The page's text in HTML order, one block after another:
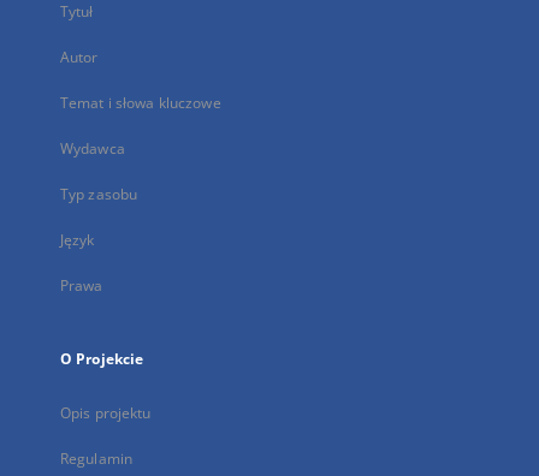
Tytuł
Autor
Temat i słowa kluczowe
Wydawca
Typ zasobu
Język
Prawa
O Projekcie
Opis projektu
Regulamin